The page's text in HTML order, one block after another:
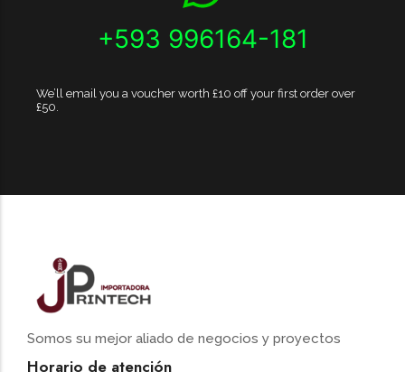
+593 996164-181
We’ll email you a voucher worth £10 off your first order over
£50.
Somos su mejor aliado de negocios y proyectos
Horario de atención